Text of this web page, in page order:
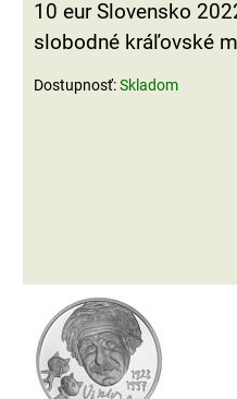
10 eur Slovensko
slobodné kráľovské
Dostupnosť:Skladom